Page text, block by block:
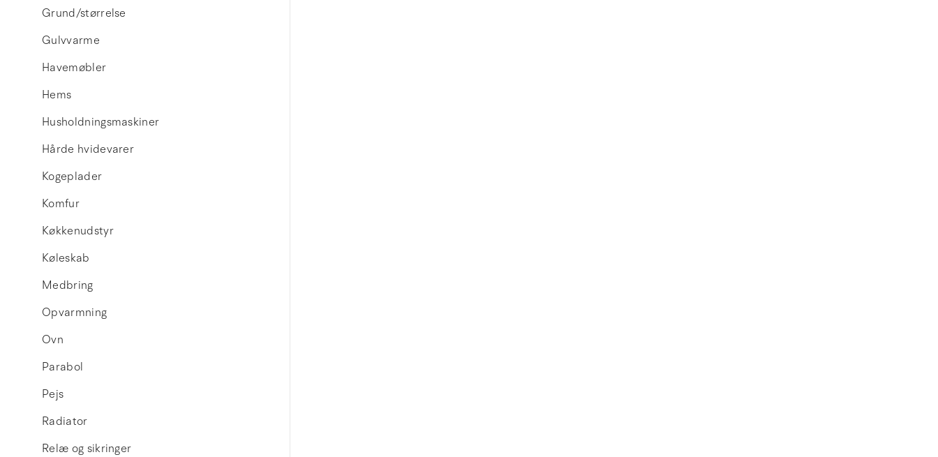
Grund/størrelse
Gulvvarme
Havemøbler
Hems
Husholdningsmaskiner
Hårde hvidevarer
Kogeplader
Komfur
Køkkenudstyr
Køleskab
Medbring
Opvarmning
Ovn
Parabol
Pejs
Radiator
Relæ og sikringer